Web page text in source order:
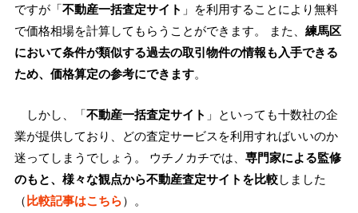
ですが「不動産一括査定サイト 」を利用することにより無料
で価格相場を計算してもらうことができます。 また、 練馬区
において条件が類似する過去の取引物件の情報も入手できる
ため、価格算定の参考にできます。
しかし、「不動産一括査定サイト 」といっても十数社の企
業が提供しており、どの査定サービスを利用すればいいのか
迷ってしまうでしょう。 ウチノカチでは、 専門家による監修
のもと、様々な観点から不動産査定サイトを比較しました
（比較記事はこちら）。